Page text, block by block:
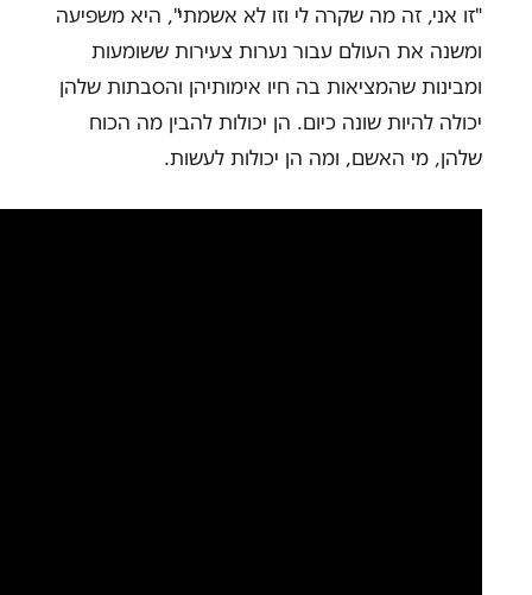
"זו אני, זה מה שקרה לי וזו לא אשמתי", היא משפיעה
ומשנה את העולם עבור נערות צעירות ששומעות
ומבינות שהמציאות בה חיו אימותיהן והסבתות שלהן
יכולה להיות שונה כיום. הן יכולות להבין מה הכוח
שלהן, מי האשם, ומה הן יכולות לעשות.